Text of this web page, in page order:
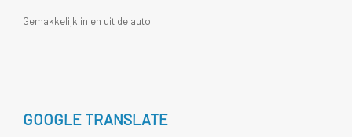
Gemakkelijk in en uit de auto
GOOGLE TRANSLATE